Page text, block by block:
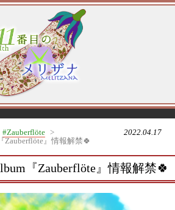
#Zauberflöte
>
Zauberflöte』情報解禁🍀
2022.04.17
『Zauberflöte』情報解禁🍀